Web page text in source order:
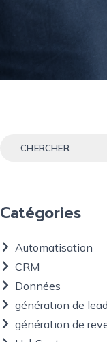
Catégories
Automatisation
CRM
Données
génération de
génération de